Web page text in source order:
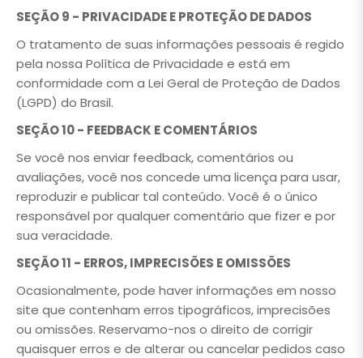
SEÇÃO 9 - PRIVACIDADE E PROTEÇÃO DE DADOS
O tratamento de suas informações pessoais é regido
pela nossa Política de Privacidade e está em
conformidade com a Lei Geral de Proteção de Dados
(LGPD) do Brasil.
SEÇÃO 10 - FEEDBACK E COMENTÁRIOS
Se você nos enviar feedback, comentários ou
avaliações, você nos concede uma licença para usar,
reproduzir e publicar tal conteúdo. Você é o único
responsável por qualquer comentário que fizer e por
sua veracidade.
SEÇÃO 11 - ERROS, IMPRECISÕES E OMISSÕES
Ocasionalmente, pode haver informações em nosso
site que contenham erros tipográficos, imprecisões
ou omissões. Reservamo-nos o direito de corrigir
quaisquer erros e de alterar ou cancelar pedidos caso